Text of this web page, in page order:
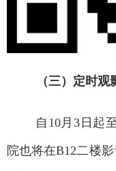
（三）定时观
自 10月3 日起
院也将在B12二楼影